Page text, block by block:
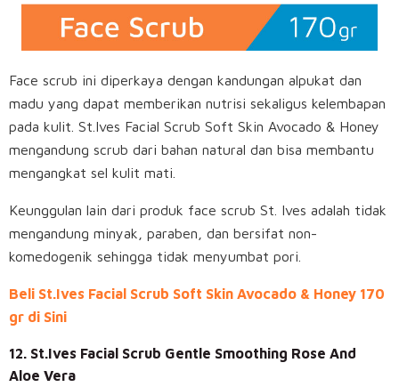
Face scrub ini diperkaya dengan kandungan alpukat dan
madu yang dapat memberikan nutrisi sekaligus kelembapan
pada kulit. St.Ives Facial Scrub Soft Skin Avocado & Honey
mengandung scrub dari bahan natural dan bisa membantu
mengangkat sel kulit mati.
Keunggulan lain dari produk face scrub St. Ives adalah tidak
mengandung minyak, paraben, dan bersifat non-
komedogenik sehingga tidak menyumbat pori.
Beli St.Ives Facial Scrub Soft Skin Avocado & Honey 170
gr di Sini
12. St.Ives Facial Scrub Gentle Smoothing Rose And
Aloe Vera